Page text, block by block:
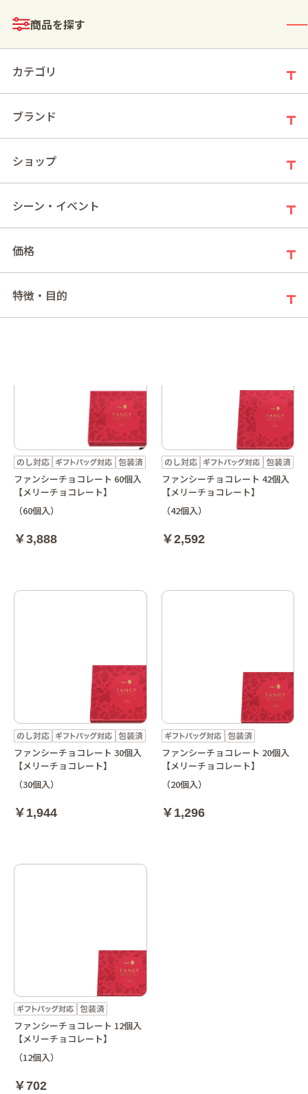
ファンシーチョコレート
商品を探す
カテゴリ
ブランド
ショップ
シーン・イベント
価格
特徴・目的
ファンシーチョコレート 60個入
【メリーチョコレート】
（60個入）
￥3,888
ファンシーチョコレート 42個入
【メリーチョコレート】
（42個入）
￥2,592
ファンシーチョコレート 30個入
【メリーチョコレート】
（30個入）
￥1,944
ファンシーチョコレート 20個入
【メリーチョコレート】
（20個入）
￥1,296
ファンシーチョコレート 12個入
【メリーチョコレート】
（12個入）
￥702